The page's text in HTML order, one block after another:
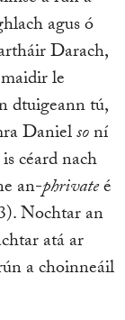
agus ó
Darach,
le
dtuigeann tú,
Danielsoní
céard nach
an-phrivateé
Nochtar an
atá ar
a choinneáil